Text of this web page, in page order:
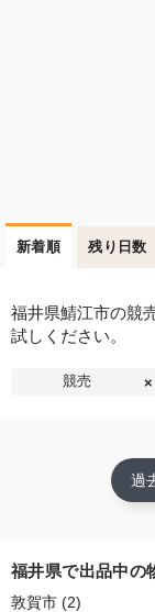
新着順 残り日数
福井県鯖江市の競
試しください。
競売
過
福井県で出品中の
敦賀市 (2)